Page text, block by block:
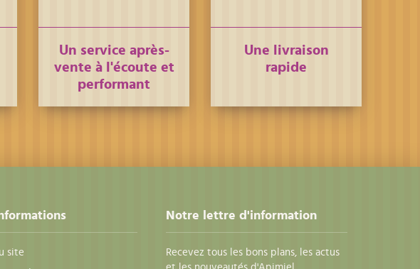
Un service après-
vente à l'écoute et
performant
Une livraison
rapide
site
Notre lettre d'information
Recevez tous les bons plans, les actus